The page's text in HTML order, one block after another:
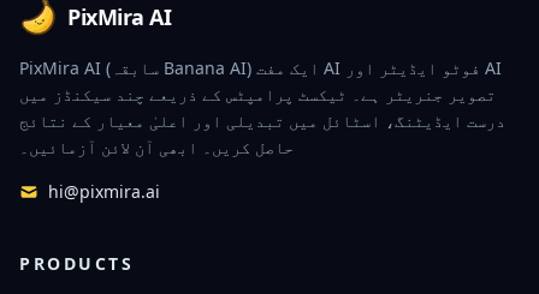
PixMira AI
PixMira AI (سابقہ Banana AI) ایک مفت AI فوٹو ایڈیٹر اور AI
تصویر جنریٹر ہے۔ ٹیکسٹ پرامپٹس کے ذریعے چند سیکنڈز میں
درست ایڈیٹنگ، اسٹائل میں تبدیلی اور اعلیٰ معیار کے نتائج
حاصل کریں۔ ابھی آن لائن آزمائیں۔
hi@pixmira.ai
PRODUCTS